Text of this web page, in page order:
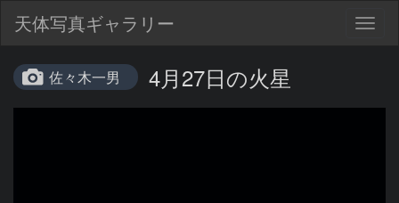
天体写真ギャラリー
佐々木一男 4月27日の火星